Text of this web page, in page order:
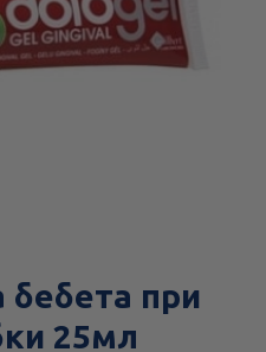
бебета при
25мл